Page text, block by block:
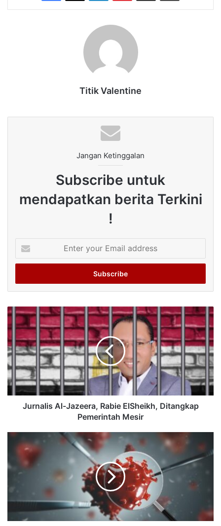
Titik Valentine
Jangan Ketinggalan
Subscribe untuk
mendapatkan berita Terkini
!
your
Email
Jurnalis Al-Jazeera, Rabie ElSheikh, Ditangkap
Pemerintah Mesir